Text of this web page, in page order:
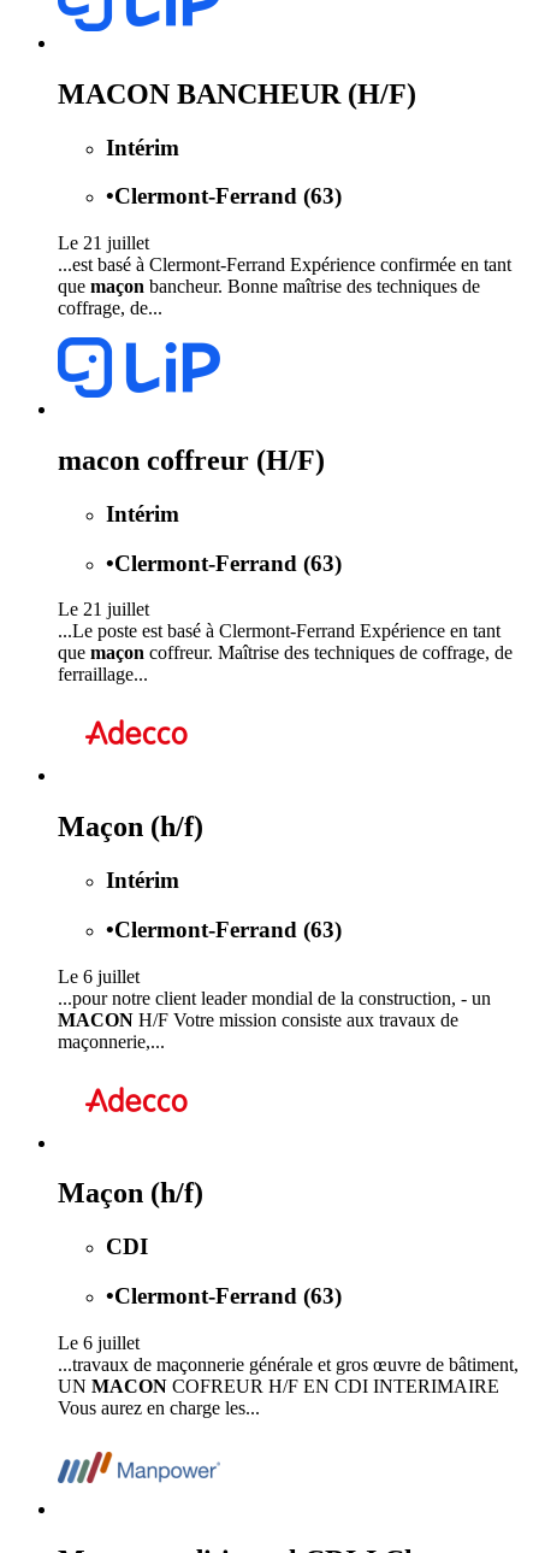
MACON BANCHEUR (H/F)
Intérim
•Clermont-Ferrand (63)
Le 21 juillet
...est basé à Clermont-Ferrand Expérience confirmée en tant
que maçon bancheur. Bonne maîtrise des techniques de
coffrage, de...
macon coffreur (H/F)
Intérim
•Clermont-Ferrand (63)
Le 21 juillet
...Le poste est basé à Clermont-Ferrand Expérience en tant
que maçon coffreur. Maîtrise des techniques de coffrage, de
ferraillage...
Maçon (h/f)
Intérim
•Clermont-Ferrand (63)
Le 6 juillet
...pour notre client leader mondial de la construction, - un
MACON H/F Votre mission consiste aux travaux de
maçonnerie,...
Maçon (h/f)
CDI
•Clermont-Ferrand (63)
Le 6 juillet
...travaux de maçonnerie générale et gros œuvre de bâtiment,
UN MACON COFREUR H/F EN CDI INTERIMAIRE
Vous aurez en charge les...